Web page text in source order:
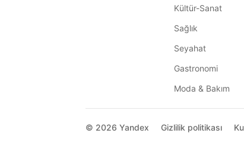
Kültür-Sanat
Sağlık
Seyahat
Gastronomi
Moda & Bakım
© 2026 Yandex Gizlilik politikası